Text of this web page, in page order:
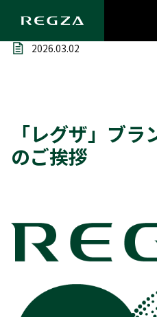
2026.03.02
「レグザ」ブ
のご挨拶